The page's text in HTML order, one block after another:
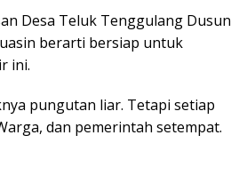
Desa Teluk Tenggulang Dusun
berarti bersiap untuk
ini.
pungutan liar. Tetapi setiap
dan pemerintah setempat.